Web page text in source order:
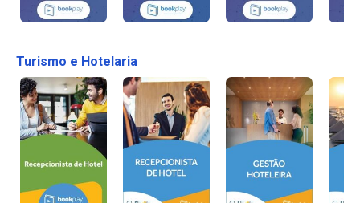
Turismo e Hotelaria